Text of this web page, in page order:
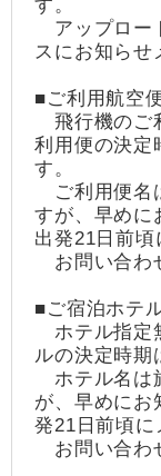
す。
アップロー
スにお知らせ
■ご利用航空
飛行機のご
利用便の決定
す。
ご利用便名
すが、早めに
出発21日前頃
お問い合わ
■ご宿泊ホテ
ホテル指定
ルの決定時期
ホテル名は
が、早めにお
発21日前頃に
お問い合わ